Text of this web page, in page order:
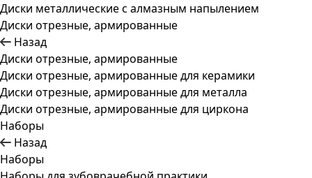
Диски металлические с алмазным напылением
Диски отрезные, армированные
Назад
Диски отрезные, армированные
Диски отрезные, армированные для керамики
Диски отрезные, армированные для металла
Диски отрезные, армированные для циркона
Наборы
Назад
Наборы